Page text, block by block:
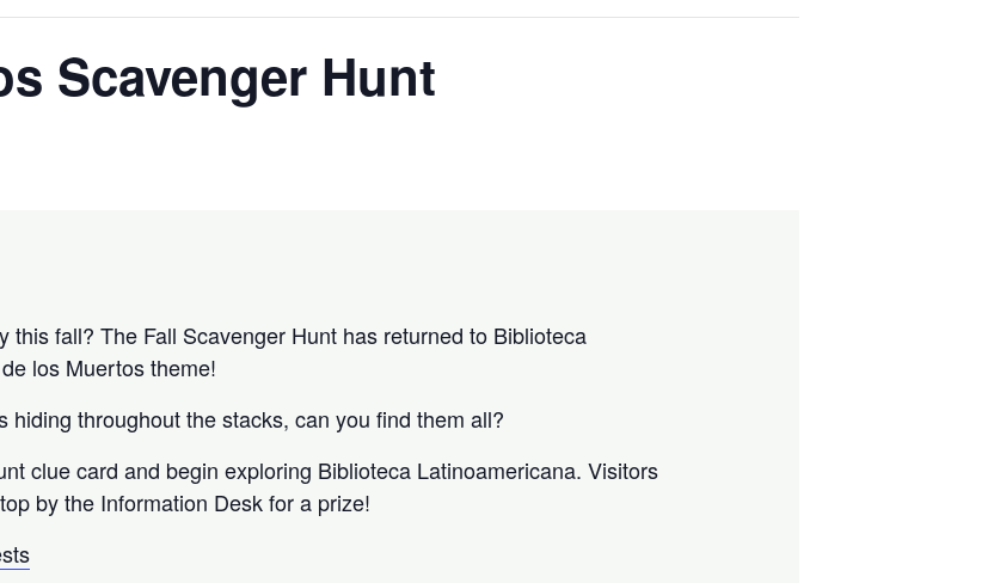
Scavenger Hunt
this fall? The Fall Scavenger Hunt has returned to Biblioteca
los Muertos theme!
hiding throughout the stacks, can you find them all?
clue card and begin exploring Biblioteca Latinoamericana. Visitors
by the Information Desk for a prize!